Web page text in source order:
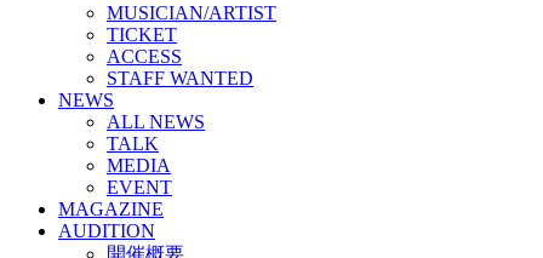
MUSICIAN/ARTIST
TICKET
ACCESS
STAFF WANTED
NEWS
ALL NEWS
TALK
MEDIA
EVENT
MAGAZINE
AUDITION
開催概要